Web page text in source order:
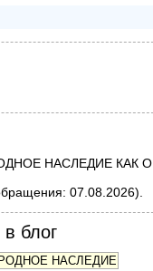
НАСЛЕДИЕ КАК
07.08.2026).
блог